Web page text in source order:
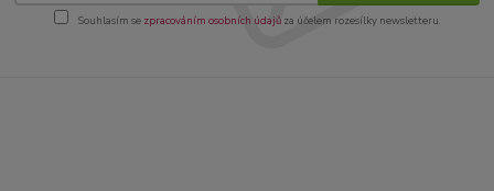
Souhlasím se zpracováním osobních údajůza účelem rozesílky newsletteru.